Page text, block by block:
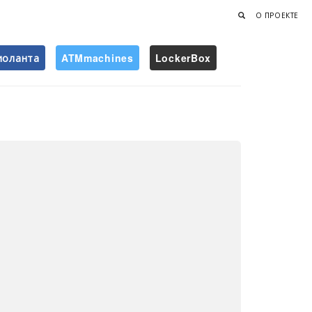
О ПРОЕКТЕ
ATMmachines LockerBox